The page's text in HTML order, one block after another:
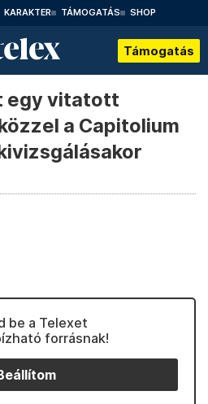
KARAKTER TÁMOGATÁS SHOP
Támogatás
egy vitatott
a Capitolium
be a Telexet
forrásnak!